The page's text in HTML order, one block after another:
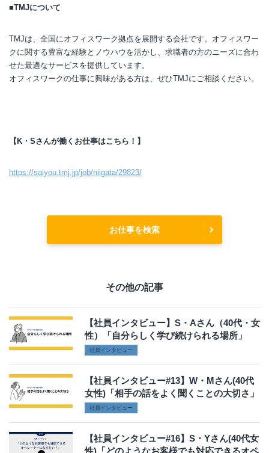
■TMJについて
TMJは、全国にオフィスワーク拠点を展開する会社です。オフィスワー
クに関する豊富な経験とノウハウを活かし、求職者の方のニーズに合わ
せた最適なサービスを提供しています。
オフィスワークの仕事に興味がある方は、ぜひTMJにご相談ください。
【K・Sさんが働くお仕事はこちら！】
https://saiyou.tmj.jp/job/niigata/29823/
お仕事を検索
その他の記事
【社員インタビュー】S・Aさん（40代・女
性）「自分らしく学び続けられる場所」
社員インタビュー
【社員インタビュー#13】W・Mさん(40代
女性)「相手の話をよく聞くことの大切さ」
社員インタビュー
【社員インタビュー#16】S・Yさん(40代女